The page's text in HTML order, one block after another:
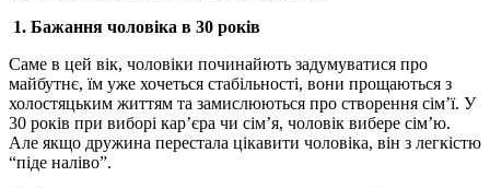
1. Бажання чоловіка в 30 років
Саме в цей вік, чоловіки починайють задумуватися про
майбутнє, їм уже хочеться стабільності, вони прощаються з
холостяцьким життям та замислюються про створення сім’ї. У
30 років при виборі кар’єра чи сім’я, чоловік вибере сім’ю.
Але якщо дружина перестала цікавити чоловіка, він з легкістю
“піде наліво”.